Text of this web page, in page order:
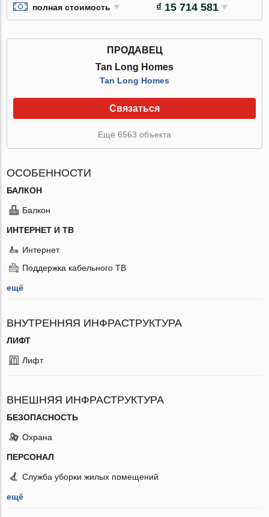
полная стоимость ₫ 15 714 581
ПРОДАВЕЦ
Tan Long Homes
Tan Long Homes
Связаться
Ещё 6563 объекта
ОСОБЕННОСТИ
БАЛКОН
Балкон
ИНТЕРНЕТ И ТВ
Интернет
Поддержка кабельного ТВ
ещё
ВНУТРЕННЯЯ ИНФРАСТРУКТУРА
ЛИФТ
Лифт
ВНЕШНЯЯ ИНФРАСТРУКТУРА
БЕЗОПАСНОСТЬ
Охрана
ПЕРСОНАЛ
Служба уборки жилых помещений
ещё